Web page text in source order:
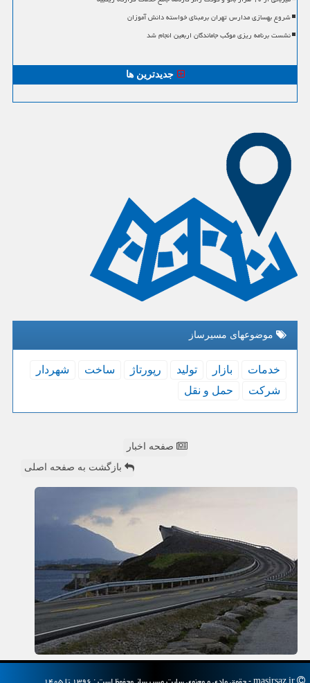
شروع بهسازی مدارس تهران برمبنای خواسته دانش آموزان
نشست برنامه ریزی موکب جاماندگان اربعین انجام شد
جدیدترین ها
موضوعهای مسیرساز
خدمات بازار تولید رپورتاژ ساخت
شهردار
شركت
حمل و نقل
صفحه اخبار
بازگشت به صفحه اصلی